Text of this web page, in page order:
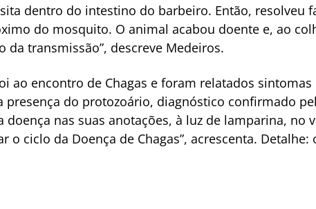
dentro do intestino do barbeiro. Então, resolveu
do mosquito. O animal acabou doente e, ao
transmissão”, descreve Medeiros.
ao encontro de Chagas e foram relatados
presença do protozoário, diagnóstico confirmado
doença nas suas anotações, à luz de lamparina, no
ciclo da Doença de Chagas”, acrescenta. Detalhe: